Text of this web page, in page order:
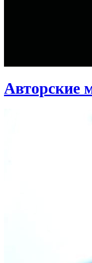
Авторские